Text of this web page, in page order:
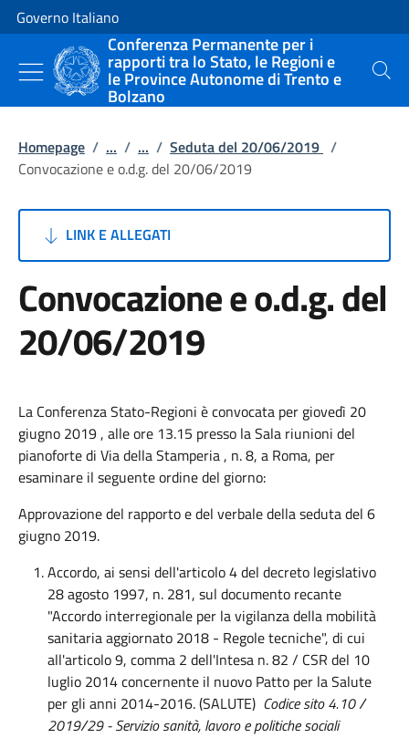
Vai al contenuto
Vai alla navigazione del sito
Governo Italiano
Conferenza Permanente per i
rapporti tra lo Stato, le Regioni e
le Province Autonome di Trento e
Bolzano
Cerca
Homepage / ... / ... / Seduta del 20/06/2019 /
Convocazione e o.d.g. del 20/06/2019
LINK E ALLEGATI
Convocazione e o.d.g. del
20/06/2019
La Conferenza Stato-Regioni è convocata per giovedì 20
giugno 2019 , alle ore 13.15 presso la Sala riunioni del
pianoforte di Via della Stamperia , n. 8, a Roma, per
esaminare il seguente ordine del giorno:
Approvazione del rapporto e del verbale della seduta del 6
giugno 2019.
Accordo, ai sensi dell'articolo 4 del decreto legislativo
28 agosto 1997, n. 281, sul documento recante
"Accordo interregionale per la vigilanza della mobilità
sanitaria aggiornato 2018 - Regole tecniche", di cui
all'articolo 9, comma 2 dell'Intesa n. 82 / CSR del 10
luglio 2014 concernente il nuovo Patto per la Salute
per gli anni 2014-2016. (SALUTE) Codice sito 4.10 /
2019/29 - Servizio sanità, lavoro e politiche sociali